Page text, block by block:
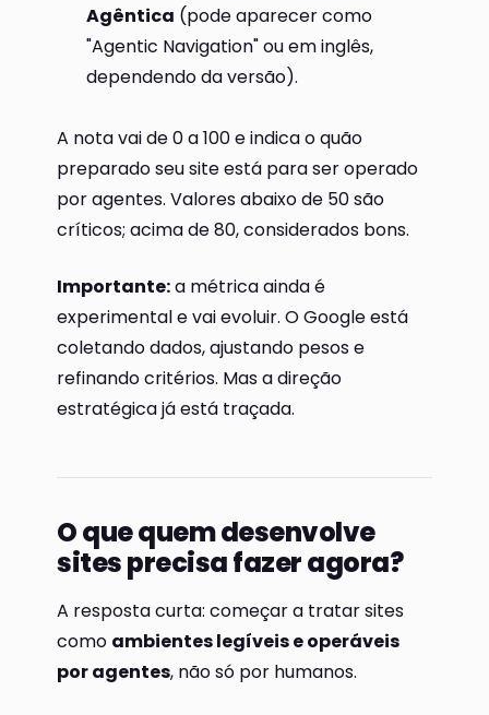
Agêntica (pode aparecer como
"Agentic Navigation" ou em inglês,
dependendo da versão).
A nota vai de 0 a 100 e indica o quão
preparado seu site está para ser operado
por agentes. Valores abaixo de 50 são
críticos; acima de 80, considerados bons.
Importante:a métrica ainda é
experimental e vai evoluir. O Google está
coletando dados, ajustando pesos e
refinando critérios. Mas a direção
estratégica já está traçada.
O que quem desenvolve
sites precisa fazer agora?
A resposta curta: começar a tratar sites
como ambientes legíveis e operáveis
por agentes, não só por humanos.